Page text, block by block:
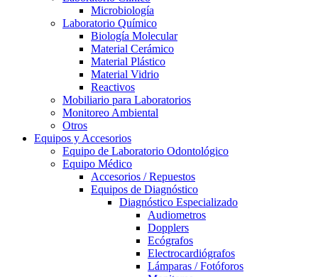
Microbiología
Laboratorio Químico
Biología Molecular
Material Cerámico
Material Plástico
Material Vidrio
Reactivos
Mobiliario para Laboratorios
Monitoreo Ambiental
Otros
Equipos y Accesorios
Equipo de Laboratorio Odontológico
Equipo Médico
Accesorios / Repuestos
Equipos de Diagnóstico
Diagnóstico Especializado
Audiometros
Dopplers
Ecógrafos
Electrocardiógrafos
Lámparas / Fotóforos